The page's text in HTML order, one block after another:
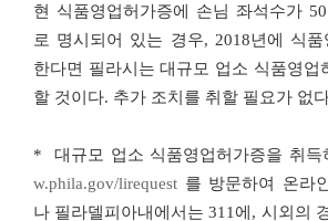
현 식품영업허가증에 손님 좌석수가 50
로 명시되어 있는 경우, 2018년에 식품
한다면 필라시는 대규모 업소 식품영업
할 것이다. 추가 조치를 취할 필요가 없
*대규모 업소 식품영업허가증을 취득
w.phila.gov/lirequest 를 방문하여 온라
나 필라델피아내에서는 311 에 , 시외의